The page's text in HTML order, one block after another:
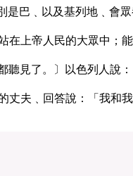
巴﹑以及基列地﹑會
上帝人民的大眾中；能
聽見了。〕以色列人說
夫﹑回答說：「我和